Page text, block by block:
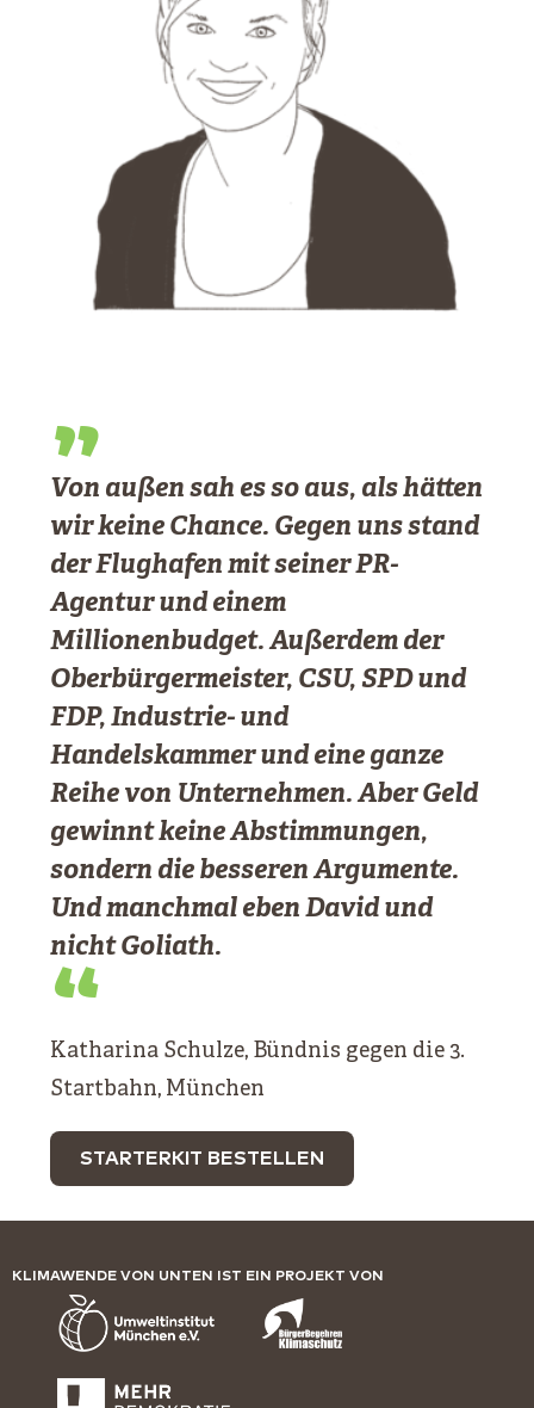
„
Von außen sah es so aus, als hätten
wir keine Chance. Gegen uns stand
der Flughafen mit seiner PR-
Agentur und einem
Millionenbudget. Außerdem der
Oberbürgermeister, CSU, SPD und
FDP, Industrie- und
Handelskammer und eine ganze
Reihe von Unternehmen. Aber Geld
gewinnt keine Abstimmungen,
sondern die besseren Argumente.
Und manchmal eben David und
nicht Goliath.
“
Katharina Schulze, Bündnis gegen die 3.
Startbahn, München
STARTERKIT BESTELLEN
KLIMAWENDE VON UNTEN IST EIN PROJEKT VON